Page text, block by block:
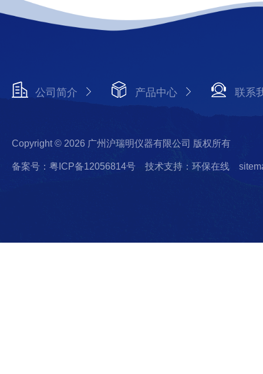
公司简介 产品中心 联系
Copyright © 2026 广州沪瑞明仪器有限公司 版权所有
备案号：粤ICP备12056814号 技术支持：环保在线